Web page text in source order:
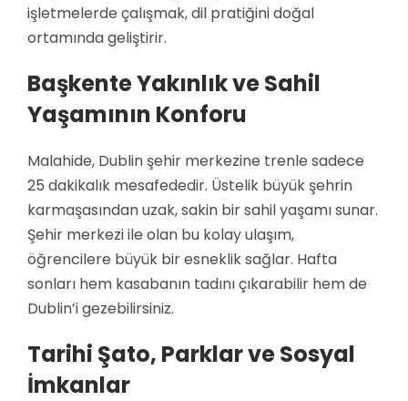
işletmelerde çalışmak, dil pratiğini doğal
ortamında geliştirir.
Başkente Yakınlık ve Sahil
Yaşamının Konforu
Malahide, Dublin şehir merkezine trenle sadece
25 dakikalık mesafededir. Üstelik büyük şehrin
karmaşasından uzak, sakin bir sahil yaşamı sunar.
Şehir merkezi ile olan bu kolay ulaşım,
öğrencilere büyük bir esneklik sağlar. Hafta
sonları hem kasabanın tadını çıkarabilir hem de
Dublin’i gezebilirsiniz.
Tarihi Şato, Parklar ve Sosyal
İmkanlar